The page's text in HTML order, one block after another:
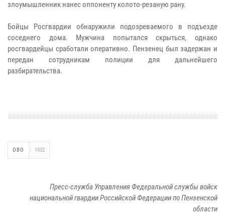
злоумышленник нанес оппоненту колото-резаную рану.
Бойцы Росгвардии обнаружили подозреваемого в подъезде
соседнего дома. Мужчина попытался скрыться, однако
росгвардейцы сработали оперативно. Пензенец был задержан и
передан сотрудникам полиции для дальнейшего
разбирательства.
ОВО 1932
Пресс-служба Управления Федеральной службы войск
национальной гвардии Российской Федерации по Пензенской
области